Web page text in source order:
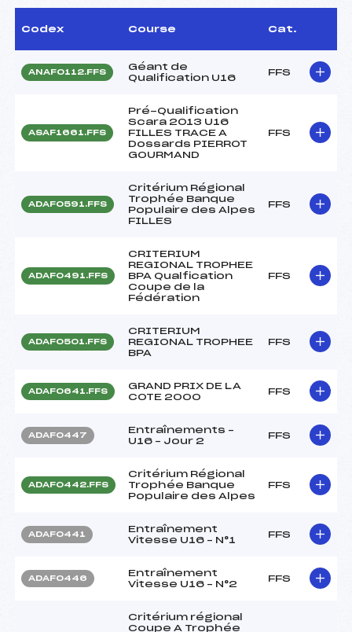
Codex Course Cat.
ANAF0112.FFS
Géant de
Qualification U16
FFS
ASAF1661.FFS
Pré-Qualification
Scara 2013 U16
FILLES TRACE A
Dossards PIERROT
GOURMAND
FFS
ADAF0591.FFS
Critérium Régional
Trophée Banque
Populaire des Alpes
FILLES
FFS
ADAF0491.FFS
CRITERIUM
REGIONAL TROPHEE
BPA Qualfication
Coupe de la
Fédération
FFS
ADAF0501.FFS
CRITERIUM
REGIONAL TROPHEE
BPA
FFS
ADAF0641.FFS
GRAND PRIX DE LA
COTE 2000
FFS
ADAF0447
Entraînements –
U16 – Jour 2
FFS
ADAF0442.FFS
Critérium Régional
Trophée Banque
Populaire des Alpes
FFS
ADAF0441
Entraînement
Vitesse U16 – N°1
FFS
ADAF0446
Entraînement
Vitesse U16 – N°2
FFS
Critérium régional
Coupe A Trophée